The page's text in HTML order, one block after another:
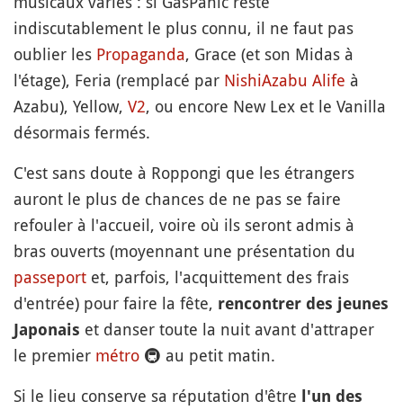
indiscutablement le plus connu, il ne faut pas
oublier les Propaganda, Grace (et son Midas à
l'étage), Feria (remplacé par NishiAzabu Alife à
Azabu), Yellow, V2, ou encore New Lex et le Vanilla
désormais fermés.
C'est sans doute à Roppongi que les étrangers
auront le plus de chances de ne pas se faire
refouler à l'accueil, voire où ils seront admis à
bras ouverts (moyennant une présentation du
passeport et, parfois, l'acquittement des frais
d'entrée) pour faire la fête, rencontrer des jeunes
Japonais et danser toute la nuit avant d'attraper
le premier métro 🚇 au petit matin.
Si le lieu conserve sa réputation d'être
l'un des